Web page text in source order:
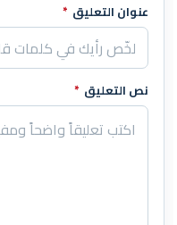
عنوان التعليق *
نص التعليق *